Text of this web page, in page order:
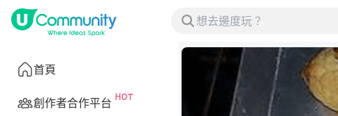
首頁
創作者合作平台